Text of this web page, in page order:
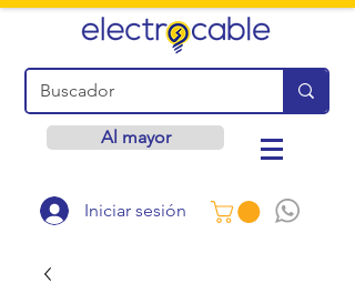
Al mayor
Iniciar sesión